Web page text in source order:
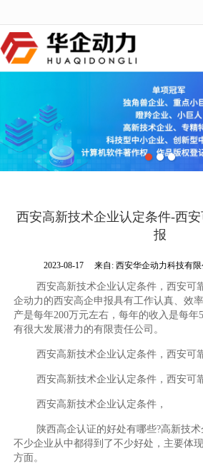
西安高新技术企业认定条件-西
报
2023-08-17 来自: 西安华企动力科技有限
西安高新技术企业认定条件，西安可
企动力的西安高企申报具有工作认真、效
产是每年200万元左右，每年的收入是每年
有很大发展潜力的有限责任公司。
西安高新技术企业认定条件，西安可
西安高新技术企业认定条件，西安可
西安高新技术企业认定条件，
陕西高企认证的好处有哪些?高新技
不少企业从中都得到了不少好处，主要体
方面。